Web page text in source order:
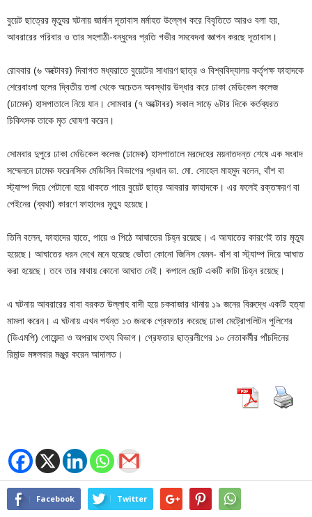
বুয়েট ছাত্রের মৃত্যুর ঘটনায় জার্মান দূতাবাস মর্মাহত উল্লেখ করে বিবৃতিতে আরও বলা হয়,
আবরারের পরিবার ও তার সহপাঠী-বন্ধুদের প্রতি গভীর সমবেদনা জ্ঞাপন করছে দূতাবাস।
রোববার (৬ অক্টোবর) দিবাগত মধ্যরাতে বুয়েটের সাধারণ ছাত্র ও বিশ্ববিদ্যালয় কর্তৃপক্ষ ফাহাদকে
শেরেবাংলা হলের দ্বিতীয় তলা থেকে অচেতন অবস্থায় উদ্ধার করে ঢাকা মেডিকেল কলেজ
(ঢামেক) হাসপাতালে নিয়ে যান। সোমবার (৭ অক্টোবর) সকাল সাড়ে ৬টার দিকে কর্তব্যরত
চিকিৎসক তাকে মৃত ঘোষণা করেন।
সোমবার দুপুরে ঢাকা মেডিকেল কলেজ (ঢামেক) হাসপাতালে মরদেহের ময়নাতদন্ত শেষে এক সংবাদ
সম্মেলনে ঢামেক ফরেনসিক মেডিসিন বিভাগের প্রধান ডা. মো. সোহেল মাহমুদ বলেন, বাঁশ বা
স্ট্যাম্প দিয়ে পেটানো হয়ে থাকতে পারে বুয়েট ছাত্র আবরার ফাহাদকে। এর ফলেই রক্তক্ষরণ বা
পেইনের (ব্যথা) কারণে ফাহাদের মৃত্যু হয়েছে।
তিনি বলেন, ফাহাদের হাতে, পায়ে ও পিঠে আঘাতের চিহ্ন রয়েছে। এ আঘাতের কারণেই তার মৃত্যু
হয়েছে। আঘাতের ধরন দেখে মনে হয়েছে ভোঁতা কোনো জিনিস যেমন- বাঁশ বা স্ট্যাম্প দিয়ে আঘাত
করা হয়েছে। তবে তার মাথায় কোনো আঘাত নেই। কপালে ছোট একটি কাটা চিহ্ন রয়েছে।
এ ঘটনায় আবরারের বাবা বরকত উল্লাহ বাদী হয়ে চকবাজার থানায় ১৯ জনের বিরুদ্ধে একটি হত্যা
মামলা করেন। এ ঘটনায় এখন পর্যন্ত ১৩ জনকে গ্রেফতার করেছে ঢাকা মেট্রোপলিটন পুলিশের
(ডিএমপি) গোয়েন্দা ও অপরাধ তথ্য বিভাগ। গ্রেফতার ছাত্রলীগের ১০ নেতাকর্মীর পাঁচদিনের
রিমান্ড মঙ্গলবার মঞ্জুর করেন আদালত।
Facebook Twitter